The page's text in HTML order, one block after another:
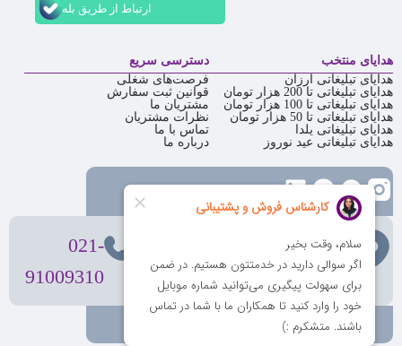
ارتباط از طریق بله
هدایای منتخب
هدایای تبلیغاتی ارزان
هدایای تبلیغاتی تا 200 هزار تومان
هدایای تبلیغاتی تا 100 هزار تومان
هدایای تبلیغاتی تا 50 هزار تومان
هدایای تبلیغاتی یلدا
هدایای تبلیغاتی عید نوروز
دسترسی سریع
فرصت‌های شغلی
قوانین ثبت سفارش
مشتریان ما
نظرات مشتریان
تماس با ما
درباره ما
تهران، ولیعصر، بالاتر از بهشتی،
بن‌بست پردیس، پلاک 12
021-
91009310